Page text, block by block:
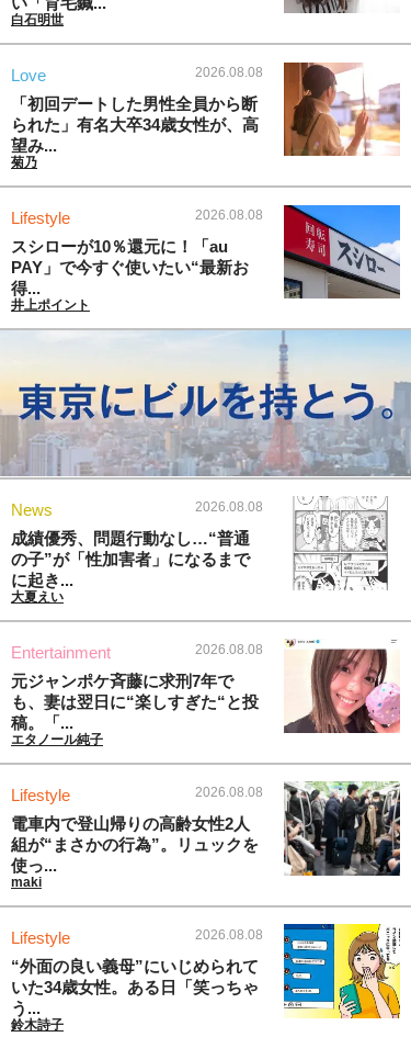
白石明世
Love 2026.08.08
「初回デートした男性全員から断
られた」有名大卒34歳女性が、高
望み...
菊乃
Lifestyle 2026.08.08
スシローが10％還元に！「au
PAY」で今すぐ使いたい“最新お
得...
井上ポイント
News 2026.08.08
成績優秀、問題行動なし…“普通
の子”が「性加害者」になるまで
に起き...
大夏えい
Entertainment 2026.08.08
元ジャンポケ斉藤に求刑7年で
も、妻は翌日に“楽しすぎた“と投
稿。「...
エタノール純子
Lifestyle 2026.08.08
電車内で登山帰りの高齢女性2人
組が“まさかの行為”。リュックを
使っ...
maki
Lifestyle 2026.08.08
“外面の良い義母”にいじめられて
いた34歳女性。ある日「笑っちゃ
う...
鈴木詩子